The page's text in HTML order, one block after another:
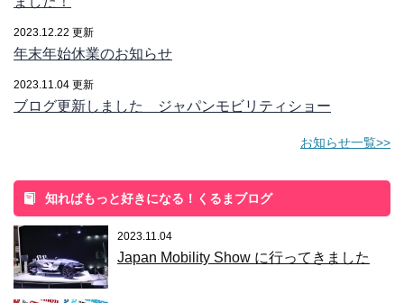
2023.12.22 更新
年末年始休業のお知らせ
2023.11.04 更新
ブログ更新しました ジャパンモビリティショー
お知らせ一覧>>
知ればもっと好きになる！くるまブログ
2023.11.04
Japan Mobility Show に行ってきました